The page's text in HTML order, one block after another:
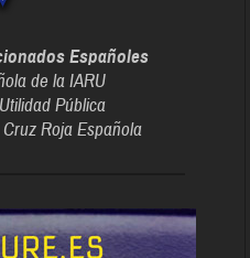
Españoles
de la IARU
Pública
Roja Española